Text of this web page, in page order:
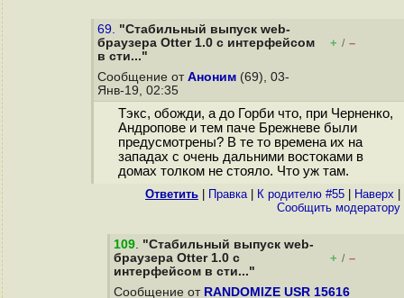
69. "Стабильный выпуск web-
браузера Otter 1.0 с интерфейсом
в сти..."
+ / –
Сообщение от Аноним (69), 03-
Янв-19, 02:35
Тэкс, обожди, а до Горби что, при Черненко,
Андропове и тем паче Брежневе были
предусмотрены? В те то времена их на
западах с очень дальними востоками в
домах толком не стояло. Что уж там.
Ответить Правка| К родителю #55 Наверх
Cообщить модератору
109. "Стабильный выпуск web-
браузера Otter 1.0 с
интерфейсом в сти..."
+ / –
Сообщение от RANDOMIZE USR 15616